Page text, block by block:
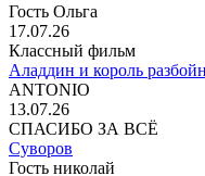
Гость Ольга
17.07.26
Классный фильм
Аладдин и король
ANTONIO
13.07.26
СПАСИБО ЗА ВСЁ
Суворов
Гость николай